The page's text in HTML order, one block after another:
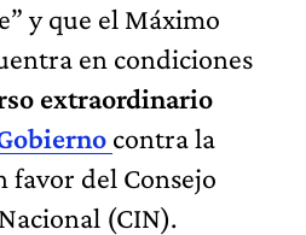
y que el Máximo
en condiciones
extraordinario
contra la
favor del Consejo
(CIN).